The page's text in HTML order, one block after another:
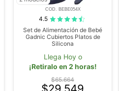
COD. BEBE054X
4.5
Set de Alimentación de Bebé
Gadnic Cubiertos Platos de
Silicona
Llega Hoy o
¡Retiralo en 2 horas!
$65.664
$29.549